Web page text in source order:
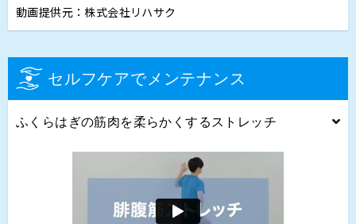
動画提供元：株式会社リハサク
セルフケアでメンテナンス
ふくらはぎの筋肉を柔らかくするストレッチ